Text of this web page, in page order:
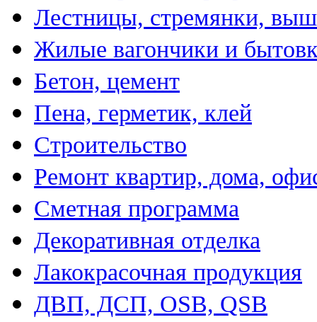
Лестницы, стремянки,
Жилые вагончики и
Бетон, цемент
Пена, герметик, клей
Строительство
Ремонт квартир, дома,
Сметная программа
Декоративная отделка
Лакокрасочная продукция
ДВП, ДСП, OSB, QSB